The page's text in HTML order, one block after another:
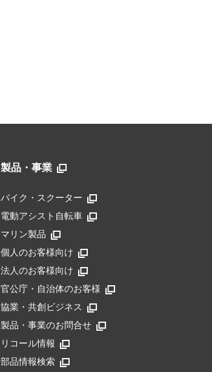
製品・事業
バイク・スクーター
電動アシスト自転車
マリン製品
個人のお客様向け
法人のお客様向け
官公庁・自治体のお客様
協業・共創ビジネス
製品・事業のお問合せ
リコール情報
部品情報検索